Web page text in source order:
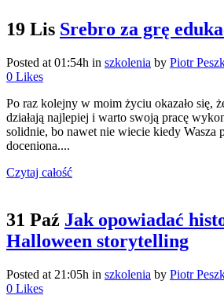
19 Lis Srebro za grę
Posted at 01:54h in szkolenia by Piotr
0 Likes
Po raz kolejny w moim życiu okazało się,
działają najlepiej i warto swoją pracę
solidnie, bo nawet nie wiecie kiedy Wasza
doceniona....
Czytaj całość
31 Paź Jak opowiadać
Halloween storytelling
Posted at 21:05h in szkolenia by Piotr
0 Likes